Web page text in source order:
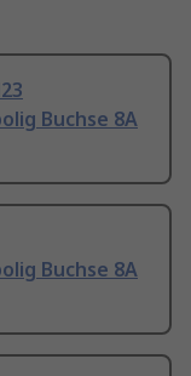
Buchse 8A
Buchse 8A